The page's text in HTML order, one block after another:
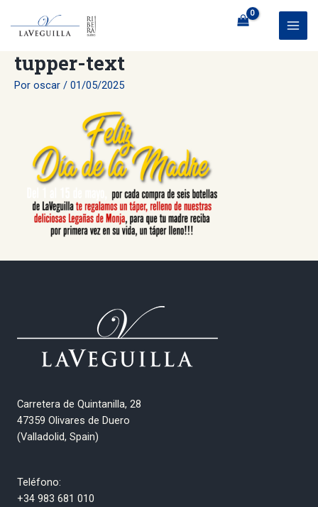
contenido
tupper-text
Por oscar / 01/05/2025
Carretera de Quintanilla, 28
47359 Olivares de Duero
(Valladolid, Spain)
Teléfono:
+34 983 681 010